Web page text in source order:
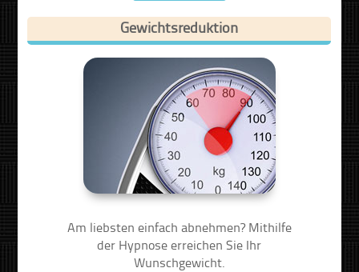
Gewichtsreduktion
Am liebsten einfach abnehmen? Mithilfe
der Hypnose erreichen Sie Ihr
Wunschgewicht.